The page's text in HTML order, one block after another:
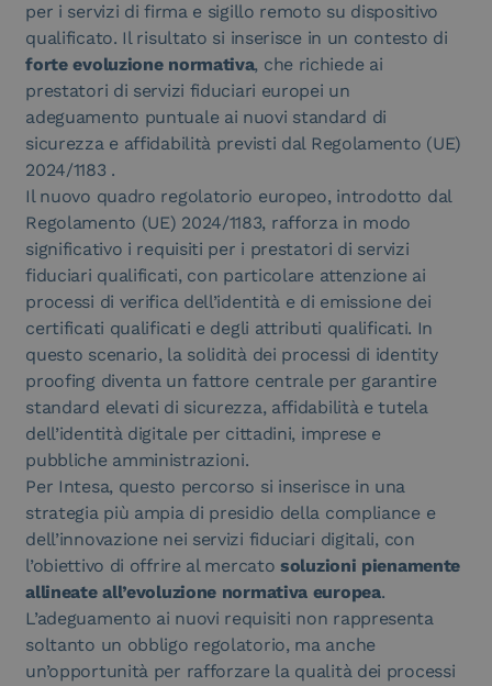
per i servizi di firma e sigillo remoto su dispositivo
qualificato. Il risultato si inserisce in un contesto di
forte evoluzione normativa, che richiede ai
prestatori di servizi fiduciari europei un
adeguamento puntuale ai nuovi standard di
sicurezza e affidabilità previsti dal Regolamento (UE)
2024/1183 .
Il nuovo quadro regolatorio europeo, introdotto dal
Regolamento (UE) 2024/1183, rafforza in modo
significativo i requisiti per i prestatori di servizi
fiduciari qualificati, con particolare attenzione ai
processi di verifica dell’identità e di emissione dei
certificati qualificati e degli attributi qualificati. In
questo scenario, la solidità dei processi di identity
proofing diventa un fattore centrale per garantire
standard elevati di sicurezza, affidabilità e tutela
dell’identità digitale per cittadini, imprese e
pubbliche amministrazioni.
Per Intesa, questo percorso si inserisce in una
strategia più ampia di presidio della compliance e
dell’innovazione nei servizi fiduciari digitali, con
l’obiettivo di offrire al mercatosoluzioni pienamente
allineate all’evoluzione normativa europea.
L’adeguamento ai nuovi requisiti non rappresenta
soltanto un obbligo regolatorio, ma anche
un’opportunità per rafforzare la qualità dei processi